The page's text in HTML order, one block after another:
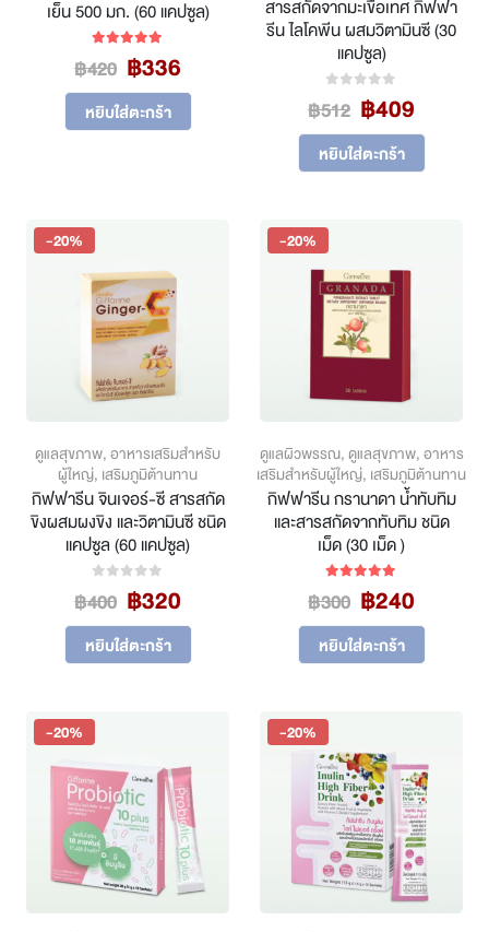
เย็น 500 มก. (60 แคปซูล)
฿420 Original
price
was:
฿420.
฿336Current
price
฿336.
หยิบใส่ตะกร้า
สารสกัดจากมะเขือเทศ กิฟฟา
รีน ไลโคพีน ผสมวิตามินซี (30
แคปซูล)
฿512 Original
price
was:
฿512.
฿409
price
฿409.
หยิบใส่ตะกร้า
-20%
ดูแลสุขภาพ,อาหารเสริมสำหรับ
ผู้ใหญ่, เสริมภูมิต้านทาน
กิฟฟารีน จินเจอร์-ซี สารสกัด
ขิงผสมผงขิง และวิตามินซี ชนิด
แคปซูล (60 แคปซูล)
฿400 Original
price
was:
฿400.
฿320Current
price
฿320.
หยิบใส่ตะกร้า
-20%
ดูแลผิวพรรณ, ดูแลสุขภาพ,อาหาร
เสริมสำหรับผู้ใหญ่, เสริมภูมิต้านทาน
กิฟฟารีน กรานาดา น้ำทับทิม
และสารสกัดจากทับทิม ชนิด
เม็ด (30 เม็ด )
฿300 Original
price
was:
฿300.
฿240
price
฿240.
หยิบใส่ตะกร้า
-20% -20%